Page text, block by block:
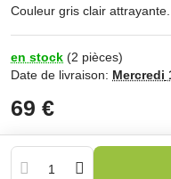
Couleur gris clair attrayante.
en stock (2 pièces)
Date de livraison: Mercredi
69 €